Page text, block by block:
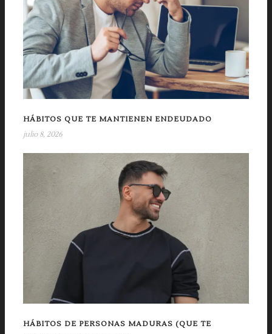
HÁBITOS QUE TE MANTIENEN ENDEUDADO
julio 8, 2026
HÁBITOS DE PERSONAS MADURAS (QUE TE